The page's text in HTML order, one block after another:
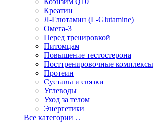
Коэнзим Q10
Креатин
Л-Глютамин (L-Glutamine)
Омега-3
Перед тренировкой
Питомцам
Повышение тестостерона
Посттренировочные комплексы
Протеин
Суставы и связки
Углеводы
Уход за телом
Энергетики
Все категории ...